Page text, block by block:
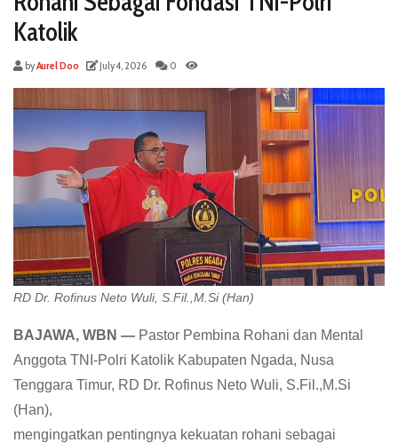
Katolik
byAurel Doo July 4, 2026 0
RD Dr. Rofinus Neto Wuli, S.Fil.,M.Si (Han)
BAJAWA, WBN — Pastor Pembina Rohani dan Mental
Anggota TNI-Polri Katolik Kabupaten Ngada, Nusa
Tenggara Timur, RD Dr. Rofinus Neto Wuli, S.Fil.,M.Si
(Han),
mengingatkan pentingnya kekuatan rohani sebagai